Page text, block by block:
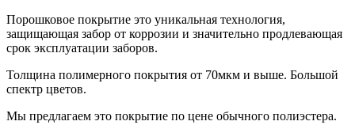
Порошковое покрытие это уникальная технология,
защищающая забор от коррозии и значительно продлевающая
срок эксплуатации заборов.
Толщина полимерного покрытия от 70мкм и выше. Большой
спектр цветов.
Мы предлагаем это покрытие по цене обычного полиэстера.